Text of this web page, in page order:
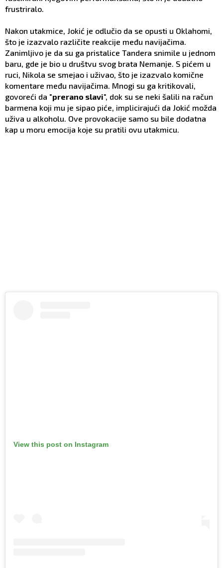
frustriralo.
Nakon utakmice, Jokić je odlučio da se opusti u Oklahomi,
što je izazvalo različite reakcije među navijačima.
Zanimljivo je da su ga pristalice Tandera snimile u jednom
baru, gde je bio u društvu svog brata Nemanje. S pićem u
ruci, Nikola se smejao i uživao, što je izazvalo komične
komentare među navijačima. Mnogi su ga kritikovali,
govoreći da "prerano slavi", dok su se neki šalili na račun
barmena koji mu je sipao piće, implicirajući da Jokić možda
uživa u alkoholu. Ove provokacije samo su bile dodatna
kap u moru emocija koje su pratili ovu utakmicu.
View this post on Instagram